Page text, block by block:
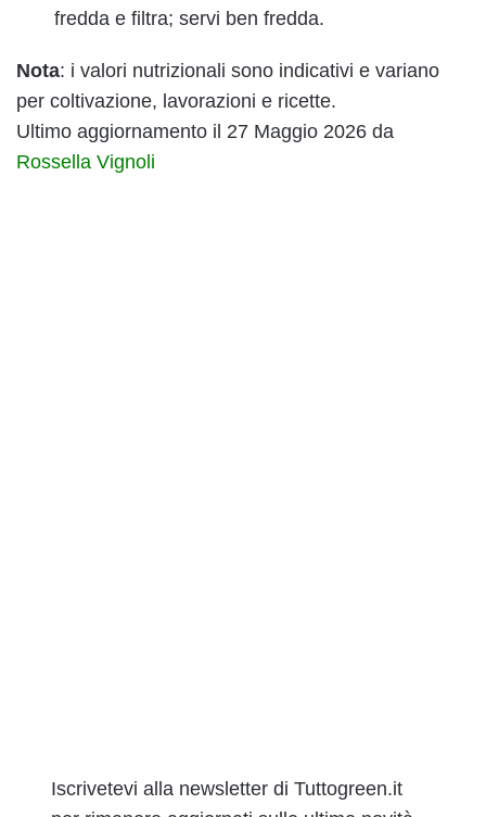
fredda e filtra; servi ben fredda.
Nota: i valori nutrizionali sono indicativi e variano
per coltivazione, lavorazioni e ricette.
Ultimo aggiornamento il 27 Maggio 2026 da
Rossella Vignoli
Iscrivetevi alla newsletter di Tuttogreen.it